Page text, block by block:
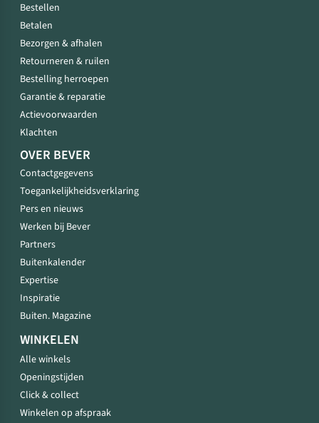
Bestellen
Betalen
Bezorgen & afhalen
Retourneren & ruilen
Bestelling herroepen
Garantie & reparatie
Actievoorwaarden
Klachten
OVER BEVER
Contactgegevens
Toegankelijkheidsverklaring
Pers en nieuws
Werken bij Bever
Partners
Buitenkalender
Expertise
Inspiratie
Buiten. Magazine
WINKELEN
Alle winkels
Openingstijden
Click & collect
Winkelen op afspraak